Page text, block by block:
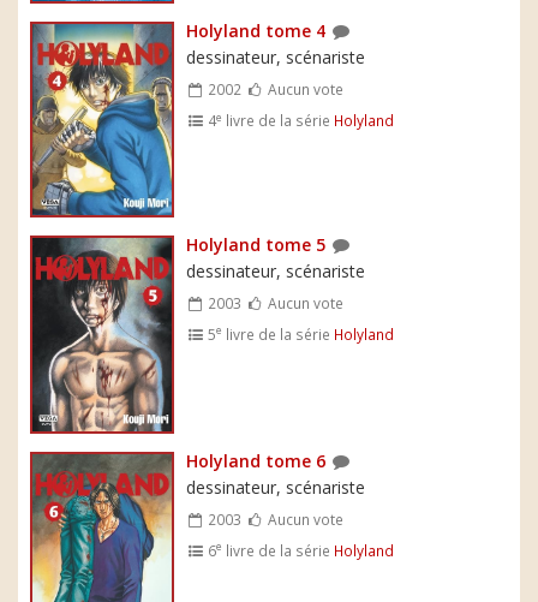
Holyland tome 4
dessinateur, scénariste
2002
Aucun vote
4e livre de la série Holyland
Holyland tome 5
dessinateur, scénariste
2003
Aucun vote
5e livre de la série Holyland
Holyland tome 6
dessinateur, scénariste
2003
Aucun vote
6e livre de la série Holyland